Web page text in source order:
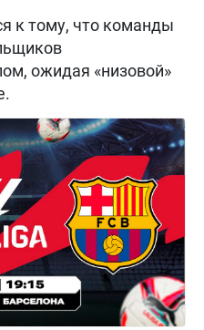
к тому, что команды
ожидая «низовой»